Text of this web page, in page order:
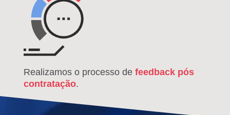
Realizamos o processo de feedback pós
contratação.